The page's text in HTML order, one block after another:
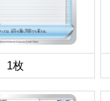
1枚